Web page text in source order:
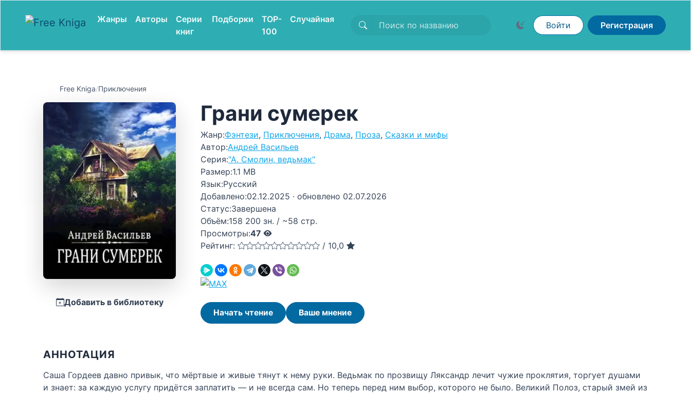
Жанры Авторы
Серии
книг
Подборки
TOP-
100
Случайная
Войти Регистрация
Free Kniga/Приключения
Добавить в библиотеку
Грани сумерек
Жанр:Фэнтези, Приключения, Драма, Проза, Сказки и мифы
Автор:Андрей Васильев
Серия:"А. Смолин, ведьмак"
Размер:1.1 MB
Язык:Русский
Добавлено:02.12.2025 · обновлено 02.07.2026
Статус:Завершена
Объём:158 200 зн. / ~58 стр.
Просмотры:47
Рейтинг:
/ 10,0
Начать чтение Ваше мнение
АННОТАЦИЯ
Саша Гордеев давно привык, что мёртвые и живые тянут к нему руки. Ведьмак по прозвищу Ляксандр лечит чужие проклятия, торгует душами
и знает: за каждую услугу придётся заплатить — и не всегда сам. Но теперь перед ним выбор, которого не было. Великий Полоз, старый змей из